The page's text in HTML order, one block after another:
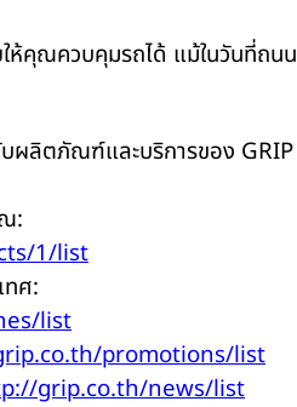
ห้คุณควบคุมรถได้ แม้ในวันที่ถนน
บผลิตภัณฑ์และบริการของ GRIP
:
1/list
ทศ:
list
promotions/list
grip.co.th/news/list